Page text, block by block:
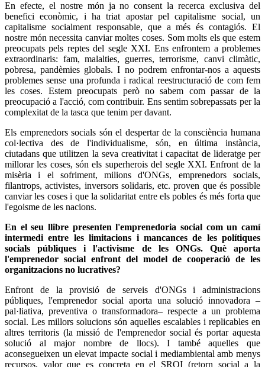
En efecte, el nostre món ja no consent la recerca exclusiva del
benefici econòmic, i ha triat apostar pel capitalisme social, un
capitalisme socialment responsable, que a més és contagiós. El
nostre món necessita canviar moltes coses. Som molts els que estem
preocupats pels reptes del segle XXI. Ens enfrontem a problemes
extraordinaris: fam, malalties, guerres, terrorisme, canvi climàtic,
pobresa, pandèmies globals. I no podrem enfrontar-nos a aquests
problemes sense una profunda i radical reestructuració de com fem
les coses. Estem preocupats però no sabem com passar de la
preocupació a l'acció, com contribuir. Ens sentim sobrepassats per la
complexitat de la tasca que tenim per davant.
Els emprenedors socials són el despertar de la consciència humana
col·lectiva des de l'individualisme, són, en última instància,
ciutadans que utilitzen la seva creativitat i capacitat de lideratge per
millorar les coses, són els superherois del segle XXI. Enfront de la
misèria i el sofriment, milions d'ONGs, emprenedors socials,
filantrops, activistes, inversors solidaris, etc. proven que és possible
canviar les coses i que la solidaritat entre els pobles és més forta que
l'egoisme de les nacions.
En el seu llibre presenten l'emprenedoria social com un camí
intermedi entre les limitacions i mancances de les polítiques
socials públiques i l'activisme de les ONGs. Què aporta
l'emprenedor social enfront del model de cooperació de les
organitzacions no lucratives?
Enfront de la provisió de serveis d'ONGs i administracions
públiques, l'emprenedor social aporta una solució innovadora –
pal·liativa, preventiva o transformadora– respecte a un problema
social. Les millors solucions són aquelles escalables i replicables en
altres territoris (la missió de l'emprenedor social és portar aquesta
solució al major nombre de llocs). I també aquelles que
aconsegueixen un elevat impacte social i mediambiental amb menys
recursos, valor que es concreta en el SROI (retorn social a la